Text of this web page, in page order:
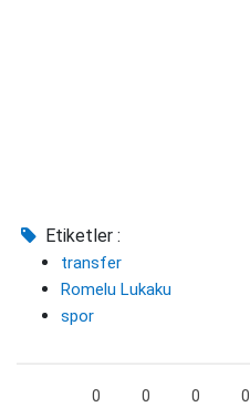
Etiketler :
transfer
Romelu Lukaku
spor
0 0 0 0